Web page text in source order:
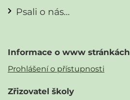
Psali o nás…
Informace o www stránkách
Prohlášení o přístupnosti
Zřizovatel školy